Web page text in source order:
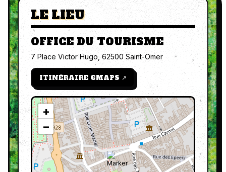
LE LIEU
OFFICE DU TOURISME
7 Place Victor Hugo, 62500 Saint-Omer
ITINÉRAIRE GMAPS ↗
+
−